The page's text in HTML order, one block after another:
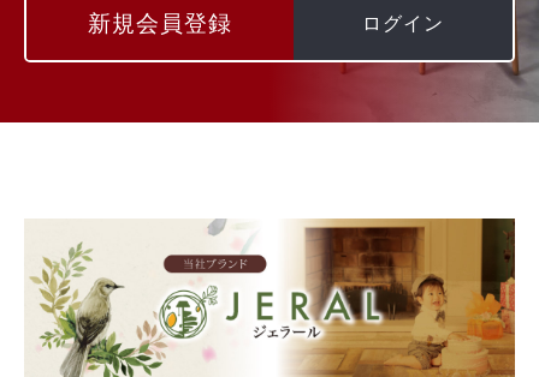
新規会員登録 ログイン